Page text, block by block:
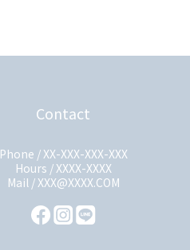
Contact
Phone / XX-XXX-XXX-XXX
Hours / XXXX-XXXX
Mail / XXX@XXXX.COM